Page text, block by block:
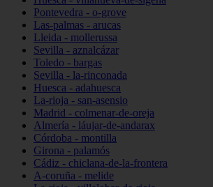
Pontevedra - o-grove
Las-palmas - arucas
Lleida - mollerussa
Sevilla - aznalcázar
Toledo - bargas
Sevilla - la-rinconada
Huesca - adahuesca
La-rioja - san-asensio
Madrid - colmenar-de-oreja
Almería - láujar-de-andarax
Córdoba - montilla
Girona - palamós
Cádiz - chiclana-de-la-frontera
A-coruña - melide